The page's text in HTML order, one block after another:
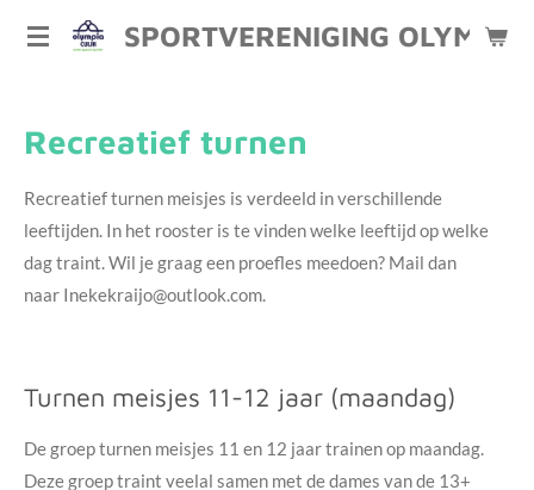
Ga
hoofdinhoud
SPORTVERENIGING OLYMPIA
Recreatief turnen
Recreatief turnen meisjes is verdeeld in verschillende
leeftijden. In het rooster is te vinden welke leeftijd op welke
dag traint. Wil je graag een proefles meedoen? Mail dan
naar Inekekraijo@outlook.com.
Turnen meisjes 11-12 jaar (maandag)
De groep turnen meisjes 11 en 12 jaar trainen op maandag.
Deze groep traint veelal samen met de dames van de 13+